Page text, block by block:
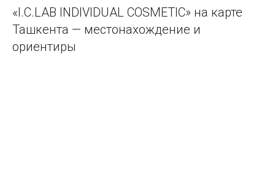
«I.C.LAB INDIVIDUAL COSMETIC» на карте
Ташкента — местонахождение и
ориентиры